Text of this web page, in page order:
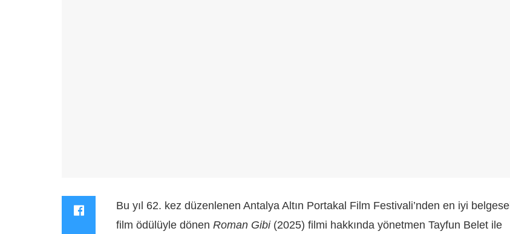
Bu yıl 62. kez düzenlenen Antalya Altın Portakal Film Festivali’nden en iyi belgesel
film ödülüyle dönen Roman Gibi (2025) filmi hakkında yönetmen Tayfun Belet ile